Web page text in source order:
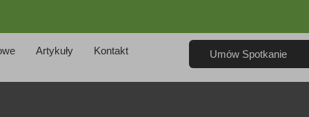
Artykuły Kontakt Umów Spotkanie